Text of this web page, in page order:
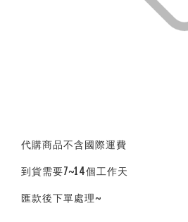
代購商品不含國際運費
到貨需要7~14個工作天
匯款後下單處理~